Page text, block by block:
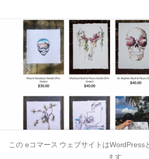
このeコマース ウェブサイトはWordPress
ます